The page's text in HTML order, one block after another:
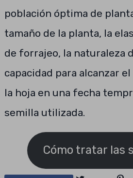
población óptima de
tamaño de la planta, la
de forrajeo, la naturaleza
capacidad para alcanzar
la hoja en una fecha
semilla utilizada.
Cómo tratar las